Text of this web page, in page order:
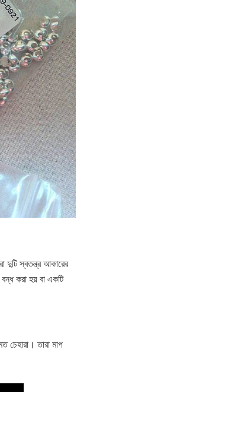
দুটি স্বতন্ত্র আকারের
করা হয় বা একটি
চেহারা। তারা মাপ